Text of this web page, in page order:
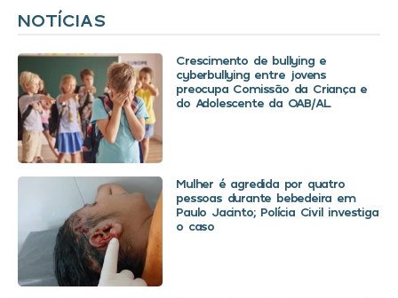
NOTÍCIAS
Crescimento de bullying e
cyberbullying entre jovens
preocupa Comissão da Criança e
do Adolescente da OAB/AL
Mulher é agredida por quatro
pessoas durante bebedeira em
Paulo Jacinto; Polícia Civil investiga
o caso